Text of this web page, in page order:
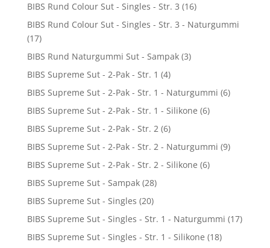
BIBS Rund Colour Sut - Singles - Str. 3 (16)
BIBS Rund Colour Sut - Singles - Str. 3 - Naturgummi
(17)
BIBS Rund Naturgummi Sut - Sampak (3)
BIBS Supreme Sut - 2-Pak - Str. 1 (4)
BIBS Supreme Sut - 2-Pak - Str. 1 - Naturgummi (6)
BIBS Supreme Sut - 2-Pak - Str. 1 - Silikone (6)
BIBS Supreme Sut - 2-Pak - Str. 2 (6)
BIBS Supreme Sut - 2-Pak - Str. 2 - Naturgummi (9)
BIBS Supreme Sut - 2-Pak - Str. 2 - Silikone (6)
BIBS Supreme Sut - Sampak (28)
BIBS Supreme Sut - Singles (20)
BIBS Supreme Sut - Singles - Str. 1 - Naturgummi (17)
BIBS Supreme Sut - Singles - Str. 1 - Silikone (18)